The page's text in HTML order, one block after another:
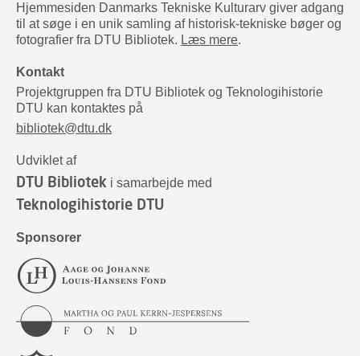
Hjemmesiden Danmarks Tekniske Kulturarv giver adgang
til at søge i en unik samling af historisk-tekniske bøger og
fotografier fra DTU Bibliotek. Læs mere.
Kontakt
Projektgruppen fra DTU Bibliotek og Teknologihistorie
DTU kan kontaktes på
bibliotek@dtu.dk
Udviklet af
DTU Bibliotek i samarbejde med
Teknologihistorie DTU
Sponsorer